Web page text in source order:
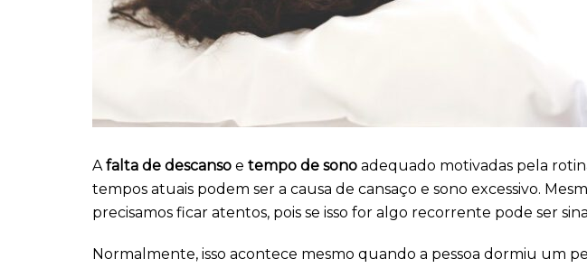
Afalta de descanso e tempo de sono adequado motivadas pela
tempos atuais podem ser a causa de cansaço e sono excessivo.
precisamos ficar atentos, pois se isso for algo recorrente pode ser
Normalmente, isso acontece mesmo quando a pessoa dormiu um